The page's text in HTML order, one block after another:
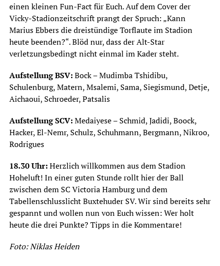
einen kleinen Fun-Fact für Euch. Auf dem Cover der
Vicky-Stadionzeitschrift prangt der Spruch: „Kann
Marius Ebbers die dreistündige Torflaute im Stadion
heute beenden?“. Blöd nur, dass der Alt-Star
verletzungsbedingt nicht einmal im Kader steht.
Aufstellung BSV:Bock – Mudimba Tshidibu,
Schulenburg, Matern, Msalemi, Sama, Siegismund, Detje,
Aichaoui, Schroeder, Patsalis
Aufstellung SCV:Medaiyese – Schmid, Jadidi, Boock,
Hacker, El-Nemr, Schulz, Schuhmann, Bergmann, Nikroo,
Rodrigues
18.30 Uhr:Herzlich willkommen aus dem Stadion
Hoheluft! In einer guten Stunde rollt hier der Ball
zwischen dem SC Victoria Hamburg und dem
Tabellenschlusslicht Buxtehuder SV. Wir sind bereits sehr
gespannt und wollen nun von Euch wissen: Wer holt
heute die drei Punkte? Tipps in die Kommentare!
Foto: Niklas Heiden